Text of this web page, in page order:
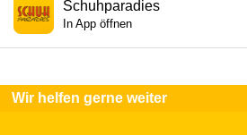
Schuhparadies
In App öffnen
Wir helfen gerne weiter